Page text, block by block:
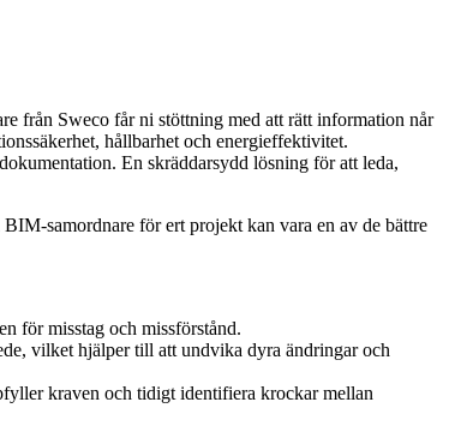
från Sweco får ni stöttning med att rätt information når
hållbarhet och energieffektivitet.
En skräddarsydd lösning för att leda,
samordnare för ert projekt kan vara en av de bättre
för misstag och missförstånd.
vilket hjälper till att undvika dyra ändringar och
kraven och tidigt identifiera krockar mellan